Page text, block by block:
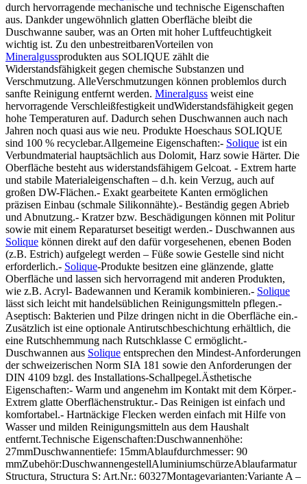
durch hervorragende mechanische und technische Eigenschaften
aus. Dankder ungewöhnlich glatten Oberfläche bleibt die
Duschwanne sauber, was an Orten mit hoher Luftfeuchtigkeit
wichtig ist. Zu den unbestreitbarenVorteilen von
Mineralgussprodukten aus SOLIQUE zählt die
Widerstandsfähigkeit gegen chemische Substanzen und
Verschmutzung. AlleVerschmutzungen können problemlos durch
sanfte Reinigung entfernt werden. Mineralguss weist eine
hervorragende Verschleißfestigkeit undWiderstandsfähigkeit gegen
hohe Temperaturen auf. Dadurch sehen Duschwannen auch nach
Jahren noch quasi aus wie neu. Produkte Hoeschaus SOLIQUE
sind 100 % recyclebar.Allgemeine Eigenschaften:- Solique ist ein
Verbundmaterial hauptsächlich aus Dolomit, Harz sowie Härter. Die
Oberfläche besteht aus widerstandsfähigem Gelcoat. - Extrem harte
und stabile Materialeigenschaften – d.h. kein Verzug, auch auf
großen DW-Flächen.- Exakt gearbeitete Kanten ermöglichen
präzisen Einbau (schmale Silikonnähte).- Beständig gegen Abrieb
und Abnutzung.- Kratzer bzw. Beschädigungen können mit Politur
sowie mit einem Reparaturset beseitigt werden.- Duschwannen aus
Solique können direkt auf den dafür vorgesehenen, ebenen Boden
(z.B. Estrich) aufgelegt werden – Füße sowie Gestelle sind nicht
erforderlich.- Solique-Produkte besitzen eine glänzende, glatte
Oberfläche und lassen sich hervorragend mit anderen Produkten,
wie z.B. Acryl- Badewannen und Keramik kombinieren.- Solique
lässt sich leicht mit handelsüblichen Reinigungsmitteln pflegen.-
Aseptisch: Bakterien und Pilze dringen nicht in die Oberfläche ein.-
Zusätzlich ist eine optionale Antirutschbeschichtung erhältlich, die
eine Rutschhemmung nach Rutschklasse C ermöglicht.-
Duschwannen aus Solique entsprechen den Mindest-Anforderungen
der schweizerischen Norm SIA 181 sowie den Anforderungen der
DIN 4109 bzgl. des Installations-Schallpegel.Ästhetische
Eigenschaften:- Warm und angenehm im Kontakt mit dem Körper.-
Extrem glatte Oberflächenstruktur.- Das Reinigen ist einfach und
komfortabel.- Hartnäckige Flecken werden einfach mit Hilfe von
Wasser und milden Reinigungsmitteln aus dem Haushalt
entfernt.Technische Eigenschaften:Duschwannenhöhe:
27mmDuschwannentiefe: 15mmAblaufdurchmesser: 90
mmZubehör:DuschwannengestellAluminiumschürzeAblaufarmatur
Structura, Structura S: Art.Nr.: 60327Montagevarianten:Variante A –